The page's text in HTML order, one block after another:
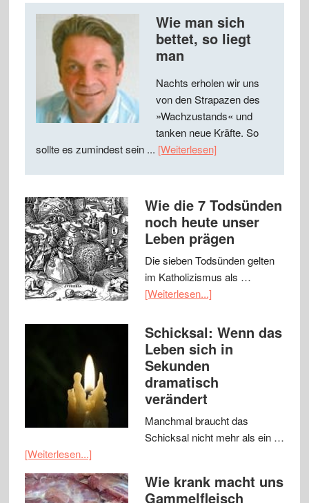
Wie man sich
bettet, so liegt
man
Nachts erholen wir uns
von den Strapazen des
»Wachzustands« und
tanken neue Kräfte. So
sollte es zumindest sein ... [Weiterlesen]
Wie die 7 Todsünden
noch heute unser
Leben prägen
Die sieben Todsünden gelten
im Katholizismus als …
[Weiterlesen...]
Schicksal: Wenn das
Leben sich in
Sekunden
dramatisch
verändert
Manchmal braucht das
Schicksal nicht mehr als ein …
[Weiterlesen...]
Wie krank macht uns
Gammelfleisch